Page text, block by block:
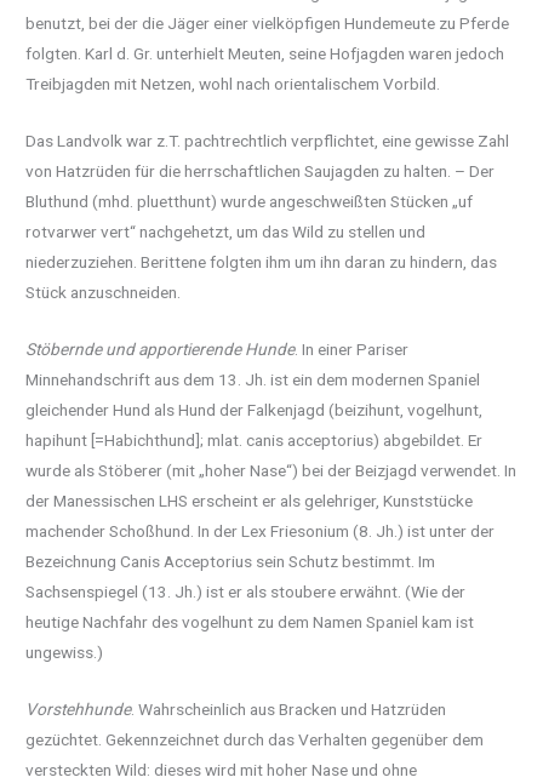
benutzt, bei der die Jäger einer vielköpfigen Hundemeute zu Pferde
folgten. Karl d. Gr. unterhielt Meuten, seine Hofjagden waren jedoch
Treibjagden mit Netzen, wohl nach orientalischem Vorbild.
Das Landvolk war z.T. pachtrechtlich verpflichtet, eine gewisse Zahl
von Hatzrüden für die herrschaftlichen Saujagden zu halten. – Der
Bluthund (mhd. pluetthunt) wurde angeschweißten Stücken „uf
rotvarwer vert“ nachgehetzt, um das Wild zu stellen und
niederzuziehen. Berittene folgten ihm um ihn daran zu hindern, das
Stück anzuschneiden.
Stöbernde und apportierende Hunde. In einer Pariser
Minnehandschrift aus dem 13. Jh. ist ein dem modernen Spaniel
gleichender Hund als Hund der Falkenjagd (beizihunt, vogelhunt,
hapihunt [=Habichthund]; mlat. canis acceptorius) abgebildet. Er
wurde als Stöberer (mit „hoher Nase“) bei der Beizjagd verwendet. In
der Manessischen LHS erscheint er als gelehriger, Kunststücke
machender Schoßhund. In der Lex Friesonium (8. Jh.) ist unter der
Bezeichnung Canis Acceptorius sein Schutz bestimmt. Im
Sachsenspiegel (13. Jh.) ist er als stoubere erwähnt. (Wie der
heutige Nachfahr des vogelhunt zu dem Namen Spaniel kam ist
ungewiss.)
Vorstehhunde. Wahrscheinlich aus Bracken und Hatzrüden
gezüchtet. Gekennzeichnet durch das Verhalten gegenüber dem
versteckten Wild: dieses wird mit hoher Nase und ohne